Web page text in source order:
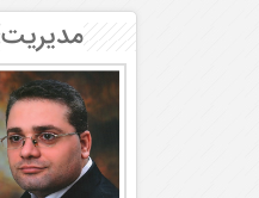
مدیریت